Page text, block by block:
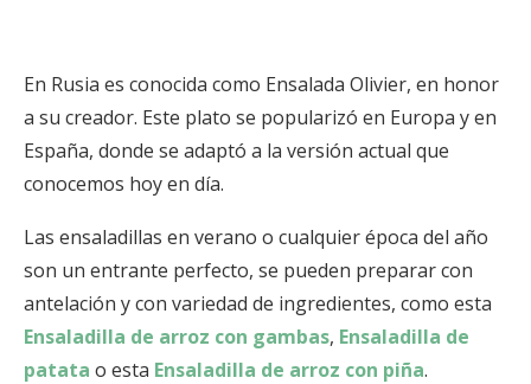
En Rusia es conocida como Ensalada Olivier, en honor
a su creador. Este plato se popularizó en Europa y en
España, donde se adaptó a la versión actual que
conocemos hoy en día.
Las ensaladillas en verano o cualquier época del año
son un entrante perfecto, se pueden preparar con
antelación y con variedad de ingredientes, como esta
Ensaladilla de arroz con gambas, Ensaladilla de
patata o esta Ensaladilla de arroz con piña.